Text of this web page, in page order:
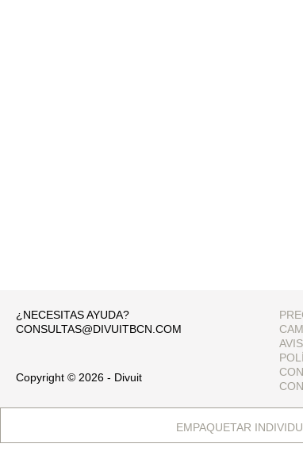
¿NECESITAS AYUDA?
CONSULTAS@DIVUITBCN.COM
Copyright © 2026 - Divuit
EMPAQUETAR